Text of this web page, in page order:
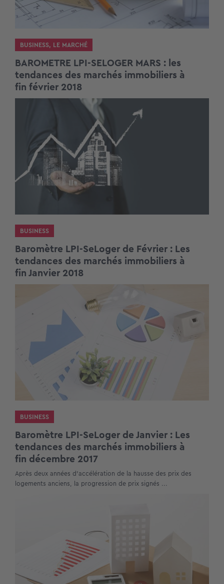
BUSINESS, LE MARCHÉ
BAROMETRE LPI-SELOGER MARS : les
tendances des marchés immobiliers à
fin février 2018
BUSINESS
Baromètre LPI-SeLoger de Février : Les
tendances des marchés immobiliers à
fin Janvier 2018
BUSINESS
Baromètre LPI-SeLoger de Janvier : Les
tendances des marchés immobiliers à
fin décembre 2017
Après deux années d’accélération de la hausse des prix des
logements anciens, la progression de prix signés ...